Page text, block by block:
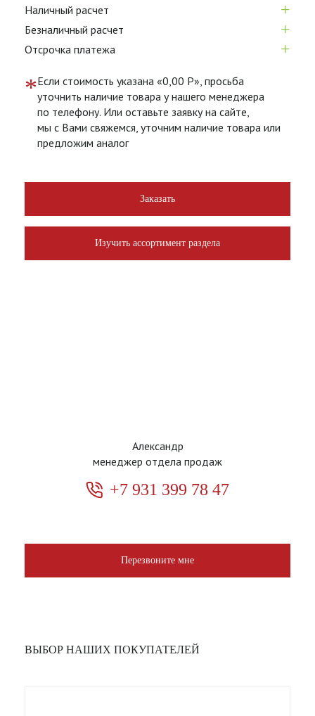
Наличный расчет +
Безналичный расчет +
Отсрочка платежа +
*Если стоимость указана «0,00 Р», просьба
уточнить наличие товара у нашего менеджера
по телефону. Или оставьте заявку на сайте,
мы с Вами свяжемся, уточним наличие товара или
предложим аналог
Заказать
Изучить ассортимент раздела
Александр
менеджер отдела продаж
+7 931 399 78 47
Перезвоните мне
ВЫБОР НАШИХ ПОКУПАТЕЛЕЙ